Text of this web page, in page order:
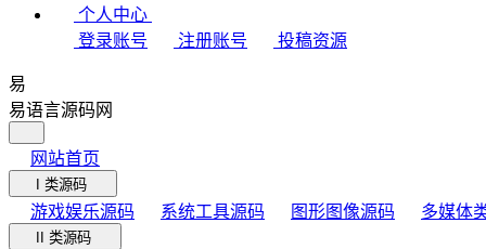
个人中心
登录账号
注册账号 投稿资源
易
易语言源码网
网站首页
I 类源码
游戏娱乐源码 系统工具源码 图形图像源码 多媒体
II 类源码